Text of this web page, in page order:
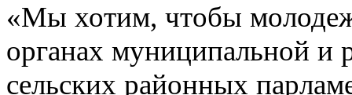
«Мы хотим, чтобы
органах муниципальной и
сельских районных